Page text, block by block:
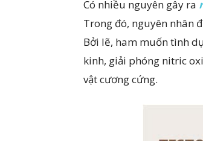
Có nhiều nguyên gây ra
Trong đó, nguyên nhân
Bởi lẽ, ham muốn tình
kinh, giải phóng nitric
vật cương cứng.